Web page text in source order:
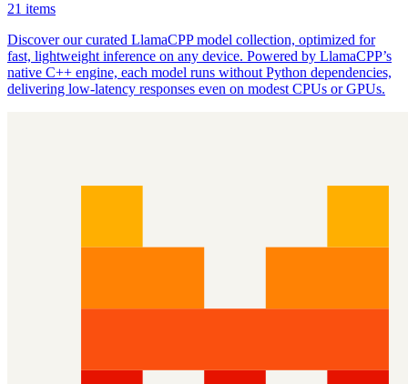
21 items
Discover our curated LlamaCPP model collection, optimized for
fast, lightweight inference on any device. Powered by LlamaCPP’s
native C++ engine, each model runs without Python dependencies,
delivering low‑latency responses even on modest CPUs or GPUs.